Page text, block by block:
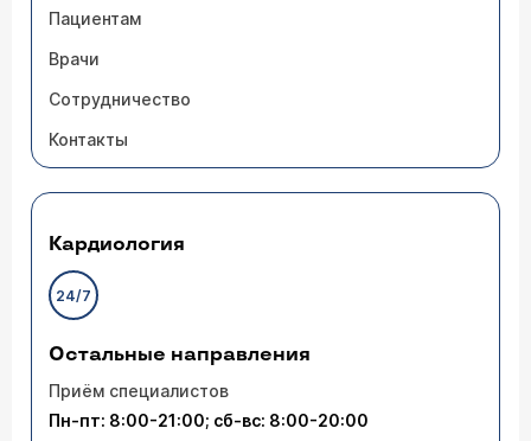
Пациентам
Врачи
Сотрудничество
Контакты
Кардиология
24/7
Остальные направления
Приём специалистов
Пн-пт: 8:00-21:00; сб-вс: 8:00-20:00